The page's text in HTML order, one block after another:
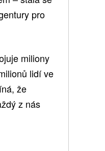
pro
miliony
lidí ve
že
z nás